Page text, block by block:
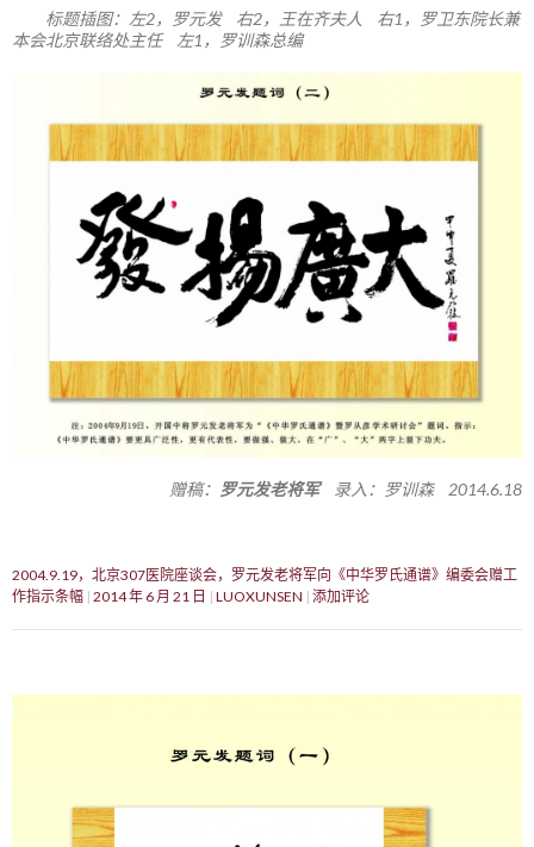
标题插图：左2，罗元发 右2，王在齐夫人 右1，罗卫东院长兼
本会北京联络处主任 左1，罗训森总编
赠稿： 罗元发老将军录入：罗训森 2014.6.18
2004.9.19，北京307医院座谈会，罗元发老将军向《中华罗氏通谱》编委会赠工
作指示条幅 2014 年 6 月 21 日 LUOXUNSEN 添加评论